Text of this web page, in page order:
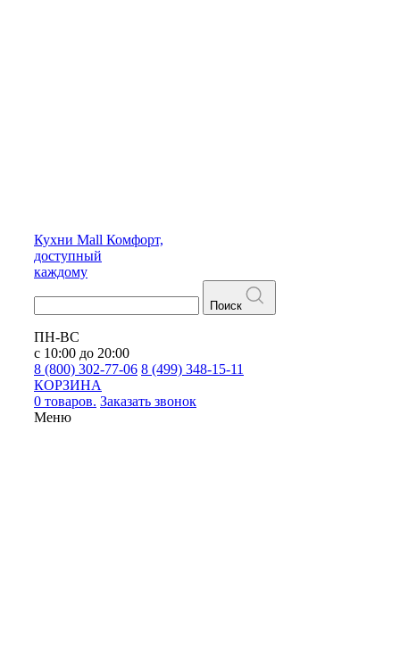
Кухни Mall Комфорт,
доступный
каждому
Поиск
ПН-ВС
с 10:00 до 20:00
8 (800) 302-77-06 8 (499) 348-15-11
КОРЗИНА
0 товаров. Заказать звонок
Меню